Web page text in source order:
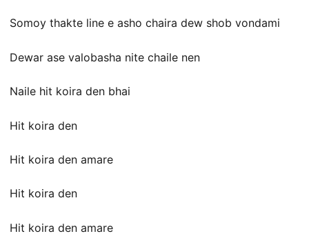
Somoy thakte line e asho chaira dew shob vondami
Dewar ase valobasha nite chaile nen
Naile hit koira den bhai
Hit koira den
Hit koira den amare
Hit koira den
Hit koira den amare